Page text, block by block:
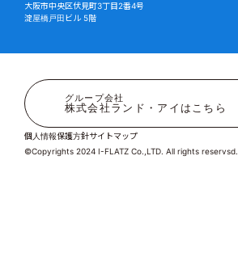
大阪市中央区伏見町3丁目2番4号
淀屋橋戸田ビル 5階
グループ会社
株式会社ランド・アイはこちら
個人情報保護方針サイトマップ
©Copyrights 2024 I-FLATZ Co.,LTD. All rights reservsd.